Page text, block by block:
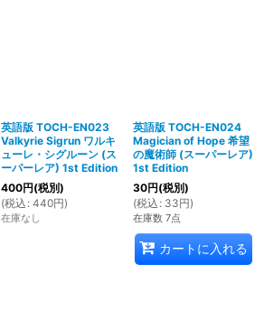
英語版 TOCH-EN023
Valkyrie Sigrun ワルキ
ューレ・シグルーン (ス
ーパーレア) 1st Edition
400円(税別)
(税込 : 440円)
在庫なし
英語版 TOCH-EN024
Magician of Hope 希望
の魔術師 (スーパーレア)
1st Edition
30円(税別)
(税込 : 33円)
在庫数 7点
カートに入れる